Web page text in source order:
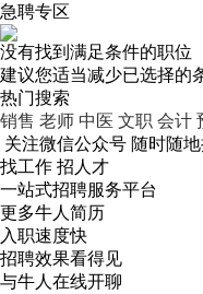
急聘专区
没有找到满足条件的职位
建议您适当减少已选择的
热门搜索
销售 老师 中医 文职 会计
关注微信公众号 随时随
找工作 招人才
一站式招聘服务平台
更多牛人简历
入职速度快
招聘效果看得见
与牛人在线开聊